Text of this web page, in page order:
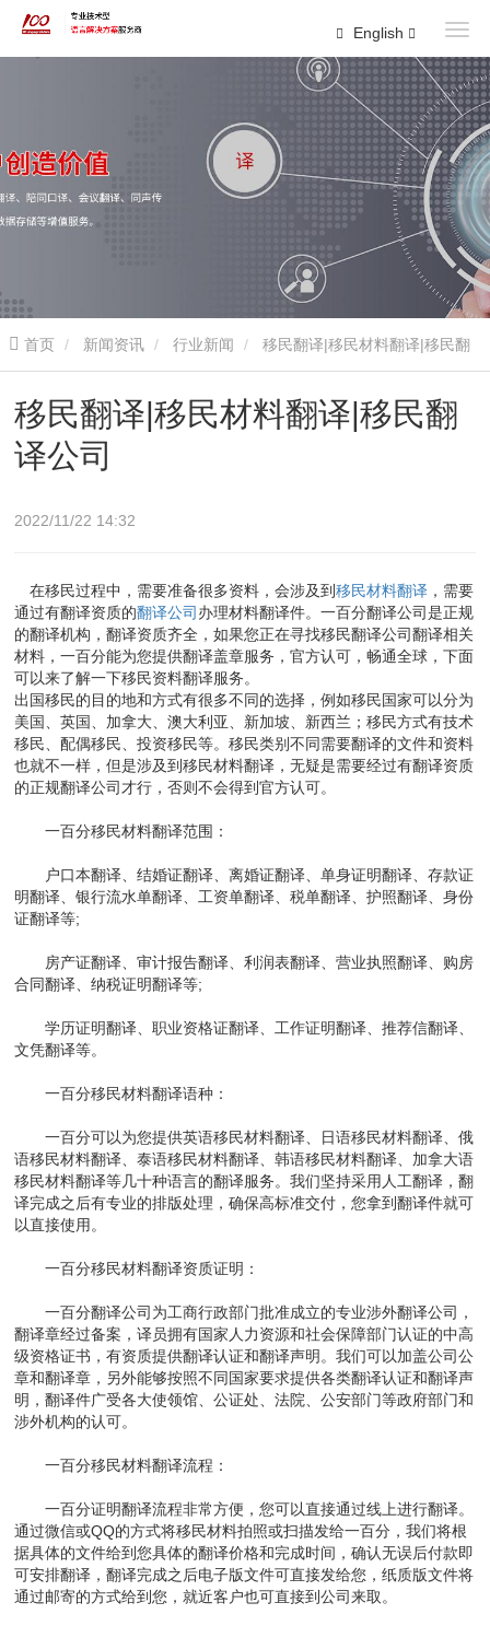
English
首页 新闻资讯 行业新闻
译公司
移民翻译|移民材料翻译|移民翻
译公司
2022/11/22 14:32
在移民过程中，需要准备很多资料，会涉及到移民材料翻译 ，需要
通过有翻译资质的翻译公司 办理材料翻译件。一百分翻译公司是正规
的翻译机构，翻译资质齐全，如果您正在寻找移民翻译公司翻译相关
材料，一百分能为您提供翻译盖章服务，官方认可，畅通全球，下面
可以来了解一下移民资料翻译服务。
出国移民的目的地和方式有很多不同的选择，例如移民国家可以分为
美国、英国、加拿大、澳大利亚、新加坡、新西兰；移民方式有技术
移民、配偶移民、投资移民等。移民类别不同需要翻译的文件和资料
也就不一样，但是涉及到移民材料翻译，无疑是需要经过有翻译资质
的正规翻译公司才行，否则不会得到官方认可。
一百分移民材料翻译范围：
户口本翻译、结婚证翻译、离婚证翻译、单身证明翻译、存款证
明翻译、银行流水单翻译、工资单翻译、税单翻译、护照翻译、身份
证翻译等;
房产证翻译、审计报告翻译、利润表翻译、营业执照翻译、购房
合同翻译、纳税证明翻译等;
学历证明翻译、职业资格证翻译、工作证明翻译、推荐信翻译、
文凭翻译等。
一百分移民材料翻译语种：
一百分可以为您提供英语移民材料翻译、日语移民材料翻译、俄
语移民材料翻译、泰语移民材料翻译、韩语移民材料翻译、加拿大语
移民材料翻译等几十种语言的翻译服务。我们坚持采用人工翻译，翻
译完成之后有专业的排版处理，确保高标准交付，您拿到翻译件就可
以直接使用。
一百分移民材料翻译资质证明：
一百分翻译公司为工商行政部门批准成立的专业涉外翻译公司，
翻译章经过备案，译员拥有国家人力资源和社会保障部门认证的中高
级资格证书，有资质提供翻译认证和翻译声明。我们可以加盖公司公
章和翻译章，另外能够按照不同国家要求提供各类翻译认证和翻译声
明，翻译件广受各大使领馆、公证处、法院、公安部门等政府部门和
涉外机构的认可。
一百分移民材料翻译流程：
一百分证明翻译流程非常方便，您可以直接通过线上进行翻译。
通过微信或QQ的方式将移民材料拍照或扫描发给一百分，我们将根
据具体的文件给到您具体的翻译价格和完成时间，确认无误后付款即
可安排翻译，翻译完成之后电子版文件可直接发给您，纸质版文件将
通过邮寄的方式给到您，就近客户也可直接到公司来取。